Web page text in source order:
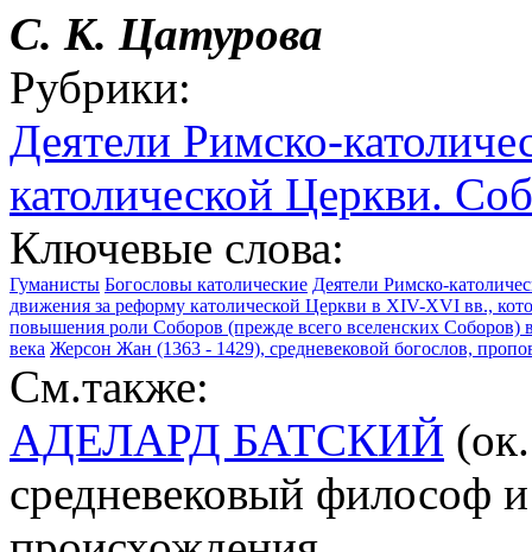
С. К. Цатурова
Рубрики:
Деятели Римско-
католической Церкви.
Ключевые слова:
Гуманисты Богословы католические Деятели Римско-
движения за реформу католической Церкви в XIV-XVI вв.,
повышения роли Соборов (прежде всего вселенских Соборов)
века Жерсон Жан (1363 - 1429), средневековой богослов,
См.также:
АДЕЛАРД БАТСКИЙ
средневековый философ